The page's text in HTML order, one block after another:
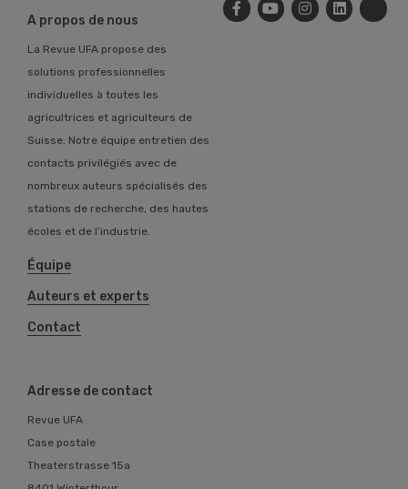
A propos de nous
La Revue UFA propose des
solutions professionnelles
individuelles à toutes les
agricultrices et agriculteurs de
Suisse. Notre équipe entretien des
contacts privilégiés avec de
nombreux auteurs spécialisés des
stations de recherche, des hautes
écoles et de l’industrie.
Équipe
Auteurs et experts
Contact
Adresse de contact
Revue UFA
Case postale
Theaterstrasse 15a